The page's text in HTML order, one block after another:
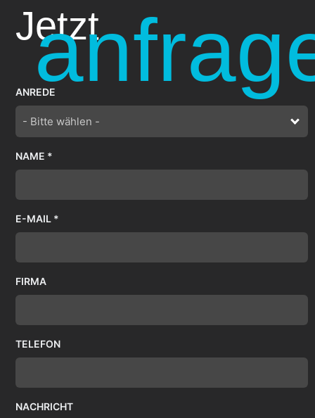
Jetzt
ANREDE
- Bitte wählen -
NAME *
E-MAIL *
FIRMA
TELEFON
NACHRICHT